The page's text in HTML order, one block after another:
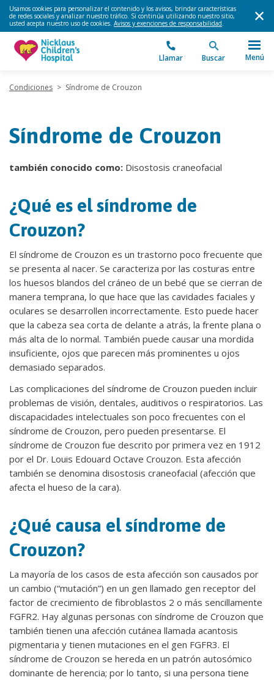
Usamos cookies para personalizar el contenido y los avisos, brindar características
de redes sociales y analizar nuestro tráfico. Si continúa utilizando nuestro sitio,
usted acepta nuestro uso de cookies. Avisos y exenciones de responsabilidad.
Llamar Buscar Menú
Condiciones > Síndrome de Crouzon
Síndrome de Crouzon
también conocido como: Disostosis craneofacial
¿Qué es el síndrome de
Crouzon?
El síndrome de Crouzon es un trastorno poco frecuente que
se presenta al nacer. Se caracteriza por las costuras entre
los huesos blandos del cráneo de un bebé que se cierran de
manera temprana, lo que hace que las cavidades faciales y
oculares se desarrollen incorrectamente. Esto puede hacer
que la cabeza sea corta de delante a atrás, la frente plana o
más alta de lo normal. También puede causar una mordida
insuficiente, ojos que parecen más prominentes u ojos
demasiado separados.
Las complicaciones del síndrome de Crouzon pueden incluir
problemas de visión, dentales, auditivos o respiratorios. Las
discapacidades intelectuales son poco frecuentes con el
síndrome de Crouzon, pero pueden presentarse. El
síndrome de Crouzon fue descrito por primera vez en 1912
por el Dr. Louis Edouard Octave Crouzon. Esta afección
también se denomina disostosis craneofacial (afección que
afecta el hueso de la cara).
¿Qué causa el síndrome de
Crouzon?
La mayoría de los casos de esta afección son causados por
un cambio (“mutación”) en un gen llamado gen receptor del
factor de crecimiento de fibroblastos 2 o más sencillamente
FGFR2. Hay algunas personas con síndrome de Crouzon que
también tienen una afección cutánea llamada acantosis
pigmentaria y tienen mutaciones en el gen FGFR3. El
síndrome de Crouzon se hereda en un patrón autosómico
dominante de herencia; por lo tanto, si una persona tiene